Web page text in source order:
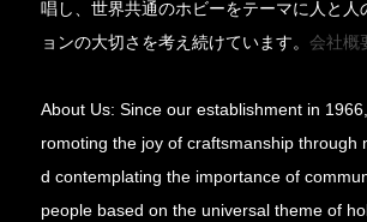
唱し、世界共通のホビーをテーマに人と人
ョンの大切さを考え続けています。会社概
About Us: Since our establishment in
romoting the joy of craftsmanship through
d contemplating the importance of
people based on the universal theme of